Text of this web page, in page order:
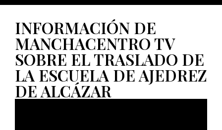
INFORMACIÓN DE
MANCHACENTRO TV
SOBRE EL TRASLADO DE
LA ESCUELA DE AJEDREZ
DE ALCÁZAR